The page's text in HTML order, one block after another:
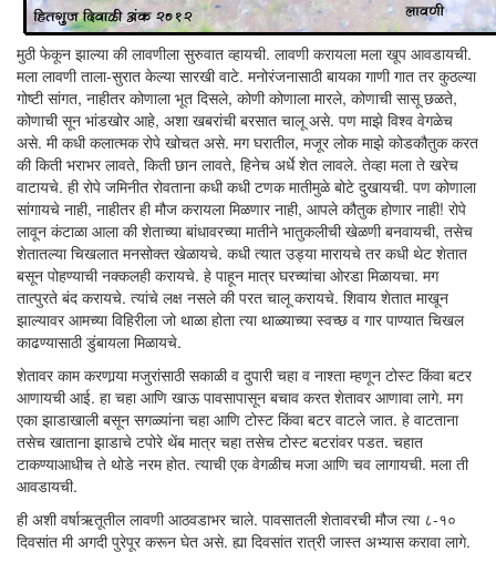
मुठी फेकून झाल्या की लावणीला सुरुवात व्हायची. लावणी करायला मला खूप आवडायची.
मला लावणी ताला-सुरात केल्या सारखी वाटे. मनोरंजनासाठी बायका गाणी गात तर कुठल्या
गोष्टी सांगत, नाहीतर कोणाला भूत दिसले, कोणी कोणाला मारले, कोणाची सासू छळते,
कोणाची सून भांडखोर आहे, अशा खबरांची बरसात चालू असे. पण माझे विश्व वेगळेच
असे. मी कधी कलात्मक रोपे खोचत असे. मग घरातील, मजूर लोक माझे कोडकौतुक करत
की किती भराभर लावते, किती छान लावते, हिनेच अर्धे शेत लावले. तेव्हा मला ते खरेच
वाटायचे. ही रोपे जमिनीत रोवताना कधी कधी टणक मातीमुळे बोटे दुखायची. पण कोणाला
सांगायचे नाही, नाहीतर ही मौज करायला मिळणार नाही, आपले कौतुक होणार नाही! रोपे
लावून कंटाळा आला की शेताच्या बांधावरच्या मातीने भातुकलीची खेळणी बनवायची, तसेच
शेतातल्या चिखलात मनसोक्त खेळायचे. कधी त्यात उड्या मारायचे तर कधी थेट शेतात
बसून पोहण्याची नक्कलही करायचे. हे पाहून मात्र घरच्यांचा ओरडा मिळायचा. मग
तात्पुरते बंद करायचे. त्यांचे लक्ष नसले की परत चालू करायचे. शिवाय शेतात माखून
झाल्यावर आमच्या विहिरीला जो थाळा होता त्या थाळ्याच्या स्वच्छ व गार पाण्यात चिखल
काढण्यासाठी डुंबायला मिळायचे.
शेतावर काम करणार्‍या मजुरांसाठी सकाळी व दुपारी चहा व नाश्ता म्हणून टोस्ट किंवा बटर
आणायची आई. हा चहा आणि खाऊ पावसापासून बचाव करत शेतावर आणावा लागे. मग
एका झाडाखाली बसून सगळ्यांना चहा आणि टोस्ट किंवा बटर वाटले जात. हे वाटताना
तसेच खाताना झाडाचे टपोरे थेंब मात्र चहा तसेच टोस्ट बटरांवर पडत. चहात
टाकण्याआधीच ते थोडे नरम होत. त्याची एक वेगळीच मजा आणि चव लागायची. मला ती
आवडायची.
ही अशी वर्षाऋतूतील लावणी आठवडाभर चाले. पावसातली शेतावरची मौज त्या ८-१०
दिवसांत मी अगदी पुरेपूर करून घेत असे. ह्या दिवसांत रात्री जास्त अभ्यास करावा लागे.